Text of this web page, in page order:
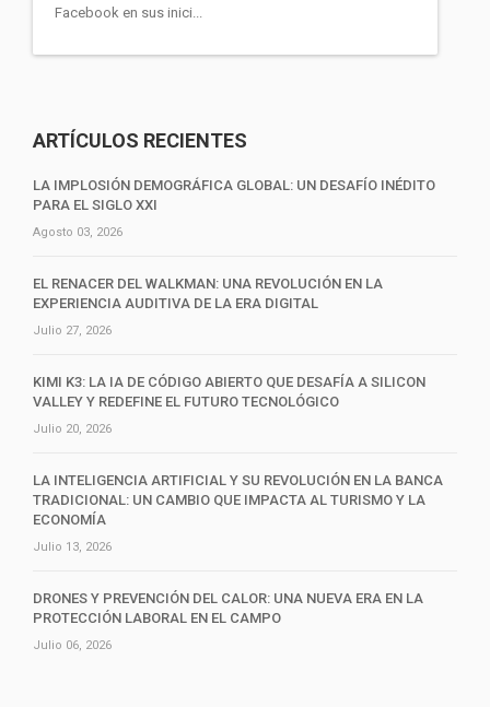
Facebook en sus inici...
ARTÍCULOS RECIENTES
LA IMPLOSIÓN DEMOGRÁFICA GLOBAL: UN DESAFÍO INÉDITO
PARA EL SIGLO XXI
Agosto 03, 2026
EL RENACER DEL WALKMAN: UNA REVOLUCIÓN EN LA
EXPERIENCIA AUDITIVA DE LA ERA DIGITAL
Julio 27, 2026
KIMI K3: LA IA DE CÓDIGO ABIERTO QUE DESAFÍA A SILICON
VALLEY Y REDEFINE EL FUTURO TECNOLÓGICO
Julio 20, 2026
LA INTELIGENCIA ARTIFICIAL Y SU REVOLUCIÓN EN LA BANCA
TRADICIONAL: UN CAMBIO QUE IMPACTA AL TURISMO Y LA
ECONOMÍA
Julio 13, 2026
DRONES Y PREVENCIÓN DEL CALOR: UNA NUEVA ERA EN LA
PROTECCIÓN LABORAL EN EL CAMPO
Julio 06, 2026